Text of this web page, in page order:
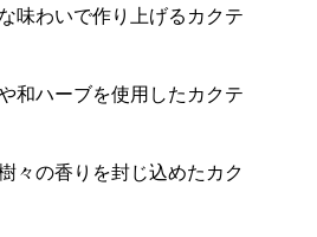
味わいで作り上げるカクテ
和ハーブを使用したカクテ
々の香りを封じ込めたカク